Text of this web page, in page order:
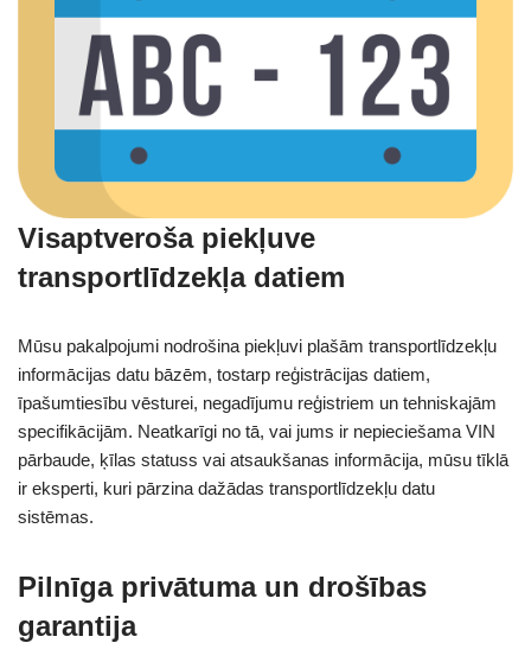
Visaptveroša piekļuve
transportlīdzekļa datiem
Mūsu pakalpojumi nodrošina piekļuvi plašām transportlīdzekļu
informācijas datu bāzēm, tostarp reģistrācijas datiem,
īpašumtiesību vēsturei, negadījumu reģistriem un tehniskajām
specifikācijām. Neatkarīgi no tā, vai jums ir nepieciešama VIN
pārbaude, ķīlas statuss vai atsaukšanas informācija, mūsu tīklā
ir eksperti, kuri pārzina dažādas transportlīdzekļu datu
sistēmas.
Pilnīga privātuma un drošības
garantija